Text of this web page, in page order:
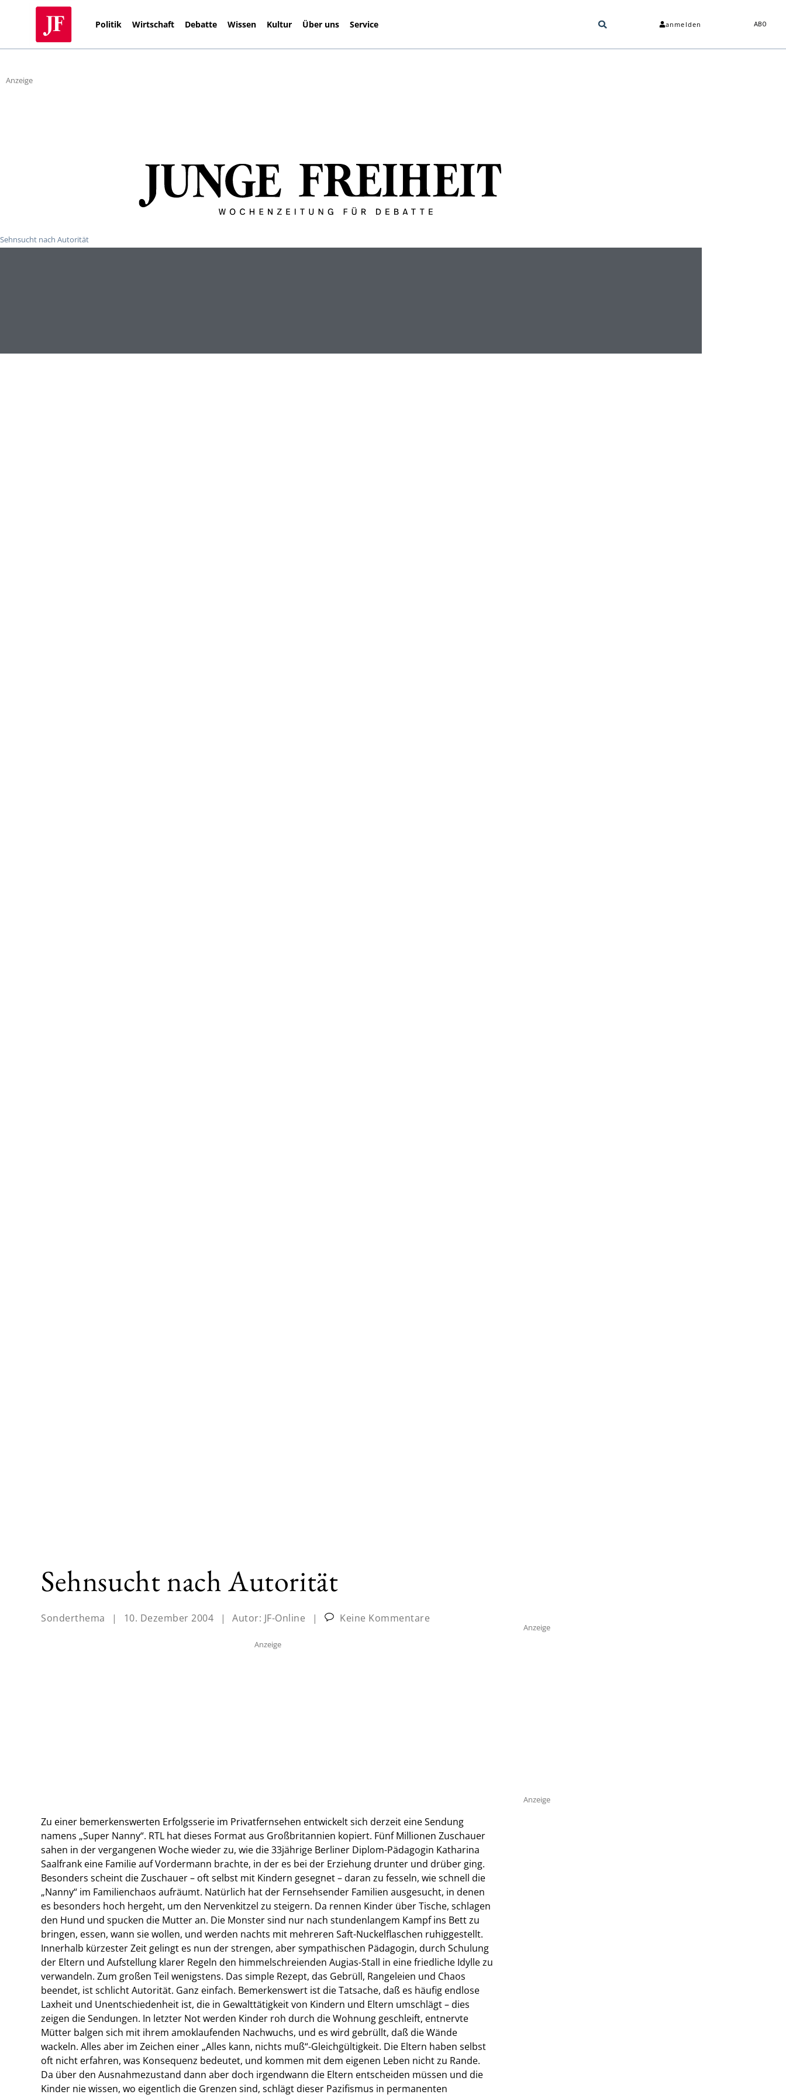
Politik Wirtschaft Debatte Wissen Kultur Über uns Service anmelden ABO
Anzeige
Sehnsucht nach Autorität
Sehnsucht nach Autorität
Sonderthema | 10. Dezember 2004 | Autor: JF-Online | Keine Kommentare
Anzeige
Zu einer bemerkenswerten Erfolgsserie im Privatfernsehen entwickelt sich derzeit eine Sendung
namens „Super Nanny“. RTL hat dieses Format aus Großbritannien kopiert. Fünf Millionen Zuschauer
sahen in der vergangenen Woche wieder zu, wie die 33jährige Berliner Diplom-Pädagogin Katharina
Saalfrank eine Familie auf Vordermann brachte, in der es bei der Erziehung drunter und drüber ging.
Besonders scheint die Zuschauer – oft selbst mit Kindern gesegnet – daran zu fesseln, wie schnell die
„Nanny“ im Familienchaos aufräumt. Natürlich hat der Fernsehsender Familien ausgesucht, in denen
es besonders hoch hergeht, um den Nervenkitzel zu steigern. Da rennen Kinder über Tische, schlagen
den Hund und spucken die Mutter an. Die Monster sind nur nach stundenlangem Kampf ins Bett zu
bringen, essen, wann sie wollen, und werden nachts mit mehreren Saft-Nuckelflaschen ruhiggestellt.
Innerhalb kürzester Zeit gelingt es nun der strengen, aber sympathischen Pädagogin, durch Schulung
der Eltern und Aufstellung klarer Regeln den himmelschreienden Augias-Stall in eine friedliche Idylle zu
verwandeln. Zum großen Teil wenigstens. Das simple Rezept, das Gebrüll, Rangeleien und Chaos
beendet, ist schlicht Autorität. Ganz einfach. Bemerkenswert ist die Tatsache, daß es häufig endlose
Laxheit und Unentschiedenheit ist, die in Gewalttätigkeit von Kindern und Eltern umschlägt – dies
zeigen die Sendungen. In letzter Not werden Kinder roh durch die Wohnung geschleift, entnervte
Mütter balgen sich mit ihrem amoklaufenden Nachwuchs, und es wird gebrüllt, daß die Wände
wackeln. Alles aber im Zeichen einer „Alles kann, nichts muß“-Gleichgültigkeit. Die Eltern haben selbst
oft nicht erfahren, was Konsequenz bedeutet, und kommen mit dem eigenen Leben nicht zu Rande.
Da über den Ausnahmezustand dann aber doch irgendwann die Eltern entscheiden müssen und die
Kinder nie wissen, wo eigentlich die Grenzen sind, schlägt dieser Pazifismus in permanenten
Anzeige
Anzeige